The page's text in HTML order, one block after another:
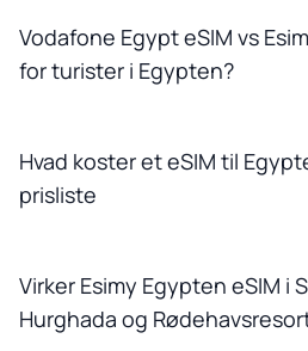
Vodafone Egypt eSIM vs
for turister i Egypten?
Hvad koster et eSIM til
prisliste
Virker Esimy Egypten eSIM i
Hurghada og